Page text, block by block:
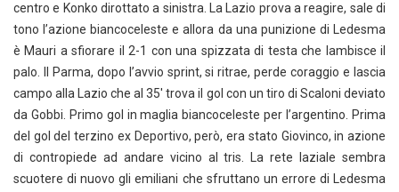
centro e Konko dirottato a sinistra. La Lazio prova a reagire, sale di
tono l’azione biancoceleste e allora da una punizione di Ledesma
è Mauri a sfiorare il 2-1 con una spizzata di testa che lambisce il
palo. Il Parma, dopo l’avvio sprint, si ritrae, perde coraggio e lascia
campo alla Lazio che al 35′ trova il gol con un tiro di Scaloni deviato
da Gobbi. Primo gol in maglia biancoceleste per l’argentino. Prima
del gol del terzino ex Deportivo, però, era stato Giovinco, in azione
di contropiede ad andare vicino al tris. La rete laziale sembra
scuotere di nuovo gli emiliani che sfruttano un errore di Ledesma